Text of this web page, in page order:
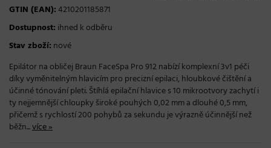
GTIN (EAN):4210201185871
Dostupnost: ihned k odběru
Stav zboží: nové
Epilátor na obličej Braun FaceSpa Pro 912 nabízí komplexní 3v1 péči
díky vyměnitelným hlavicím pro precizní epilaci, hloubkové čištění a
účinné tónování pleti. Štíhlá epilační hlavice s 10 mikrootvory zachytí i
ty nejjemnější chloupky široké pouhých 0,02 mm a dlouhé 0,5 mm,
přičemž s rychlostí 200 pohybů za sekundu je výrazně účinnější než
běžn...více »